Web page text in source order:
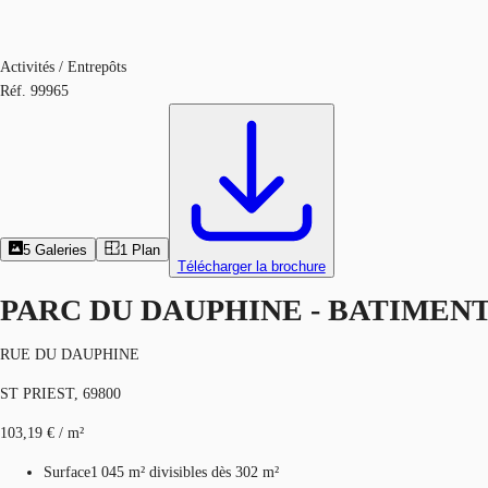
Activités / Entrepôts
Réf. 99965
5 Galeries 1 Plan
Télécharger la brochure
PARC DU DAUPHINE -
RUE DU DAUPHINE
ST PRIEST, 69800
103,19 € / m²
Surface1 045 m² divisibles dès 302 m²